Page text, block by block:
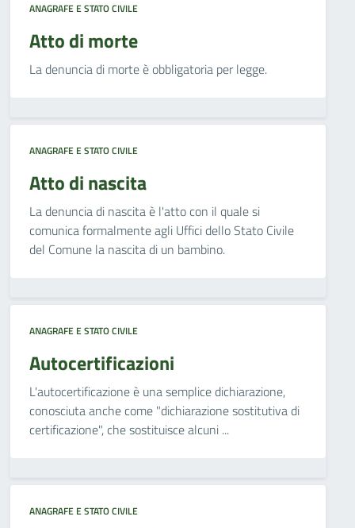
ANAGRAFE E STATO CIVILE
Atto di morte
La denuncia di morte è obbligatoria per legge.
ANAGRAFE E STATO CIVILE
Atto di nascita
La denuncia di nascita è l'atto con il quale si
comunica formalmente agli Uffici dello Stato Civile
del Comune la nascita di un bambino.
ANAGRAFE E STATO CIVILE
Autocertificazioni
L'autocertificazione è una semplice dichiarazione,
conosciuta anche come "dichiarazione sostitutiva di
certificazione", che sostituisce alcuni ...
ANAGRAFE E STATO CIVILE